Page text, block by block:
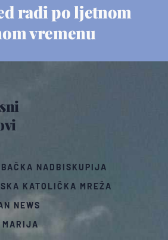
radi po ljetnom
vremenu
NADBISKUPIJA
KATOLIČKA MREŽA
NEWS
MARIJA